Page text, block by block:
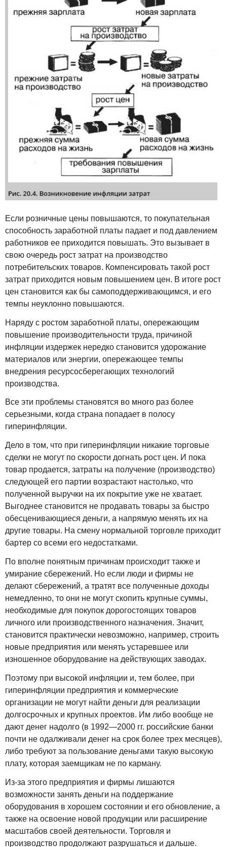
Если розничные цены повышаются, то покупательная
способность заработной платы падает и под давлением
работников ее приходится повышать. Это вызывает в
свою очередь рост затрат на производство
потребительских товаров. Компенсировать такой рост
затрат приходится новым повышением цен. В итоге рост
цен становится как бы самоподдерживающимся, и его
темпы неуклонно повышаются.
Наряду с ростом заработной платы, опережающим
повышение производительности труда, причиной
инфляции издержек нередко становится удорожание
материалов или энергии, опережающее темпы
внедрения ресурсосберегающих технологий
производства.
Все эти проблемы становятся во много раз более
серьезными, когда страна попадает в полосу
гиперинфляции.
Дело в том, что при гиперинфляции никакие торговые
сделки не могут по скорости догнать рост цен. И пока
товар продается, затраты на получение (производство)
следующей его партии возрастают настолько, что
полученной выручки на их покрытие уже не хватает.
Выгоднее становится не продавать товары за быстро
обесценивающиеся деньги, а напрямую менять их на
другие товары. На смену нормальной торговле приходит
бартер со всеми его недостатками.
По вполне понятным причинам происходит также и
умирание сбережений. Но если люди и фирмы не
делают сбережений, а тратят все полученные доходы
немедленно, то они не могут скопить крупные суммы,
необходимые для покупок дорогостоящих товаров
личного или производственного назначения. Значит,
становится практически невозможно, например, строить
новые предприятия или менять устаревшее или
изношенное оборудование на действующих заводах.
Поэтому при высокой инфляции и, тем более, при
гиперинфляции предприятия и коммерческие
организации не могут найти деньги для реализации
долгосрочных и крупных проектов. Им либо вообще не
дают денег надолго (в 1992—2000 гг. российские банки
почти не одалживали денег на срок более трех месяцев),
либо требуют за пользование деньгами такую высокую
плату, которая заемщикам не по карману.
Из-за этого предприятия и фирмы лишаются
возможности занять деньги на поддержание
оборудования в хорошем состоянии и его обновление, а
также на освоение новой продукции или расширение
масштабов своей деятельности. Торговля и
производство продолжают разрушаться и дальше.